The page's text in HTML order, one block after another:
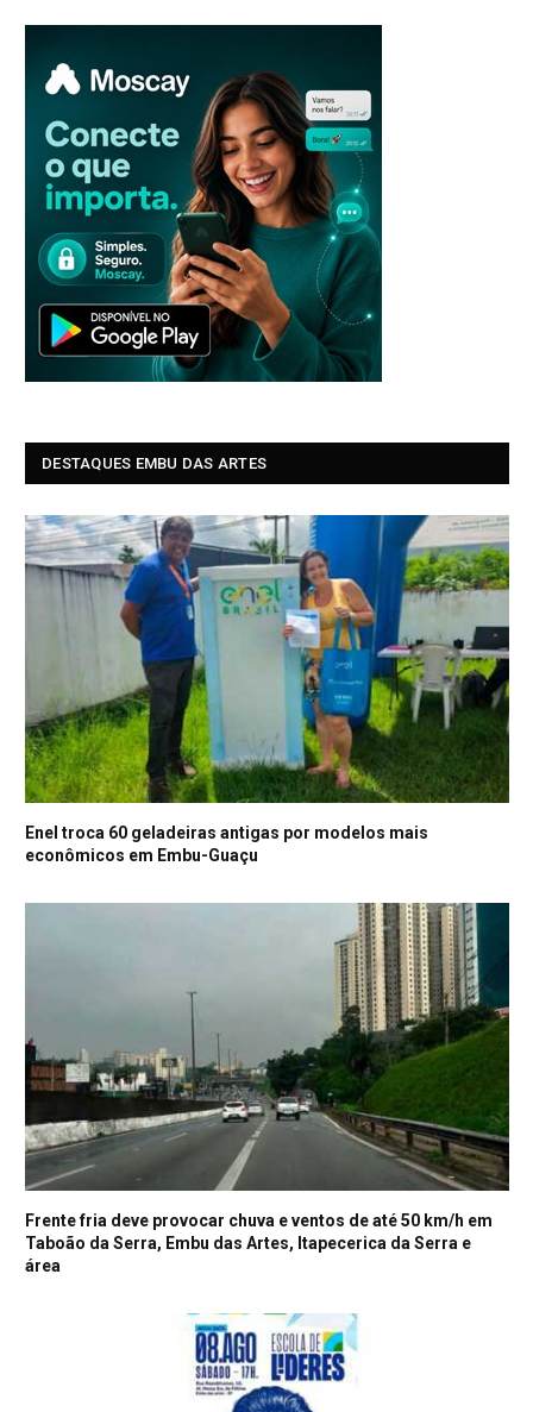
DESTAQUES EMBU DAS ARTES
Enel troca 60 geladeiras antigas por modelos mais
econômicos em Embu-Guaçu
Frente fria deve provocar chuva e ventos de até 50 km/h em
Taboão da Serra, Embu das Artes, Itapecerica da Serra e
área